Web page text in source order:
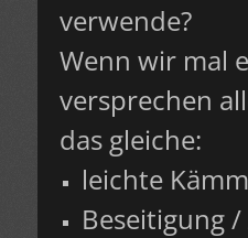
verwende?
Wenn wir mal
versprechen
das gleiche:
leichte
Beseitigung